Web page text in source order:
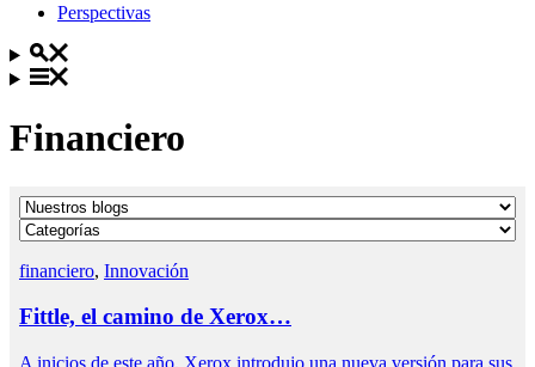
Perspectivas
Financiero
financiero, Innovación
Fittle, el camino de Xerox…
A inicios de este año, Xerox introdujo una nueva versión para sus